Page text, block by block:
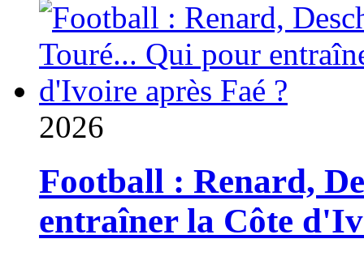
2026
Football : Renard,
entraîner la Côte